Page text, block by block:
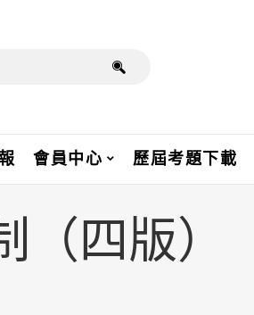
會員中心 歷屆考題下載
四版）